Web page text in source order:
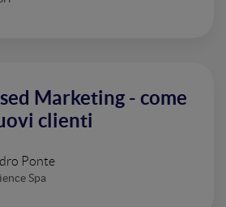
Marketing - come
clienti
Ponte
Spa